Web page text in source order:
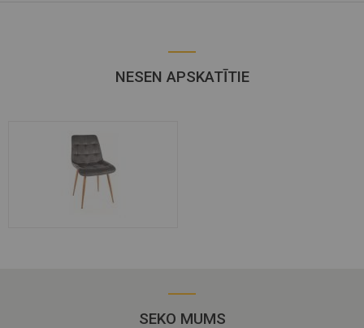
NESEN APSKATĪTIE
SEKO MUMS